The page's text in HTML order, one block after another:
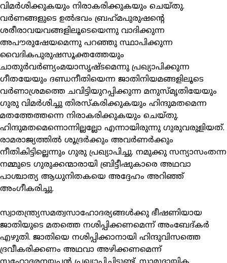
വിമര്‍ശിക്കുകയും നിരാകരിക്കുകയും ചെയ്തു.
വര്‍ണങ്ങളുടെ ഉല്‍ഭവം ബ്രഹ്‌മപുരുഷന്റെ
ശരീരാവയവങ്ങളിലൂടെയെന്നു വാദിക്കുന്ന
അപൗരുഷേയമെന്നു പറഞ്ഞു സ്ഥാപിക്കുന്ന
വൈദികപുരുഷസൂക്തത്തേയും
ചാതുര്‍വര്‍ണ്യംമയാസൃഷ്ടമെന്നു പ്രഖ്യാപിക്കുന്ന
ഗീതയേയും ദണ്ഡനീതിയെന്ന ജാതിനിയമങ്ങളിലൂടെ
വര്‍ണാശ്രമത്തെ ചവിട്ടിയുറപ്പിക്കുന്ന മനുസ്മൃതിയേയും
ഗുരു വിമര്‍ശിച്ചു തിരസ്‌കരിക്കുകയും ഹിന്ദുമതമെന്ന
മതത്തേത്തന്നെ നിരാകരിക്കുകയും ചെയ്തു.
ഹിന്ദുമതമെന്നൊന്നില്ലല്ലോ എന്നായിരുന്നു ഗുരുവരുളിയത്.
രാമരാജ്യത്തില്‍ ശൂദ്രര്‍ക്കും അവര്‍ണര്‍ക്കും
നീതികിട്ടില്ലെന്നും ഗുരു പ്രഖ്യാപിച്ചു. നമുക്കു സന്യാസംതന്ന
നമ്മുടെ ഗുരുക്കന്മാരായി ബ്രിട്ടീഷുകാരെ അഥവാ
പാശ്ചാത്യ ആധുനിതകയെ അദ്ദേഹം അറിഞ്ഞ്
അംഗീകരിച്ചു.
സ്വാതന്ത്ര്യസമത്വസാഹോദര്യങ്ങള്‍ക്കു ഭീഷണിയായ
ജാതിയുടെ മതത്തെ നശിപ്പിക്കണമെന്ന് അംബേദ്കര്‍
എഴുതി. ജാതിയെ നശിപ്പിക്കാനായി ഹിന്ദുവിസത്തെ
ദ്രവീകരിക്കണം അഥവാ അഴിക്കണമെന്ന്